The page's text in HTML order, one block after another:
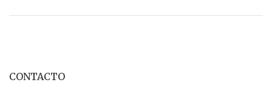
CONTACTO